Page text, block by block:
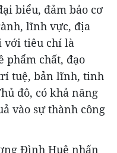
biểu, đảm bảo cơ
lĩnh vực, địa
với tiêu chí là
phẩm chất, đạo
tuệ, bản lĩnh, tinh
đô, có khả năng
vào sự thành công
Đình Huệ nhấn